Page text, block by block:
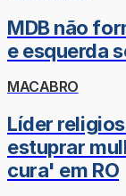
MDB não
e esquerda
MACABRO
Líder
estuprar
cura' em RO